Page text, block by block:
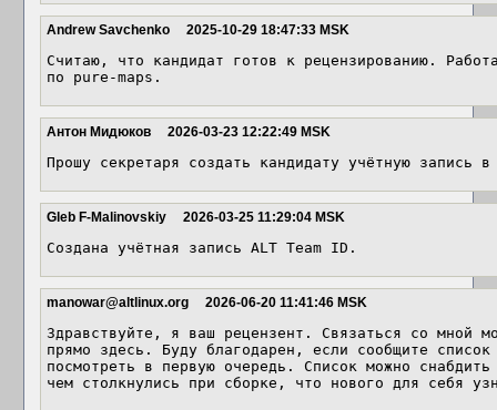
Andrew Savchenko 2025-10-29 18:47:33 MSK
Считаю, что кандидат готов к рецензированию.
по pure-maps.
Антон Мидюков 2026-03-23 12:22:49 MSK
Прошу секретаря создать кандидату учётную запись
Gleb F-Malinovskiy 2026-03-25 11:29:04 MSK
Создана учётная запись ALT Team ID.
manowar@altlinux.org 2026-06-20 11:41:46 MSK
Здравствуйте, я ваш рецензент. Связаться со мной
прямо здесь. Буду благодарен, если сообщите
посмотреть в первую очередь. Список можно
чем столкнулись при сборке, что нового для себя